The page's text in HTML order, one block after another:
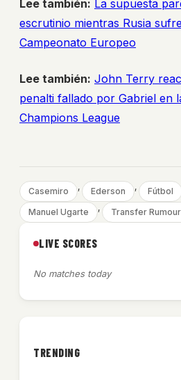
Lee también: La supuesta
escrutinio mientras Rusia
Campeonato Europeo
Lee también: John Terry
penalti fallado por Gabriel en
Champions League
Casemiro , Ederson , Fútbol
Manuel Ugarte , Transfer
LIVE SCORES
No matches today
TRENDING